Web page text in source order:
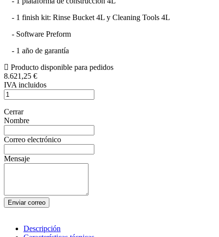
- 1 finish kit: Rinse Bucket 4L y Cleaning Tools 4L
- Software Preform
- 1 año de garantía
Producto disponible para pedidos
8.621,25 €
IVA incluidos
Cerrar
Nombre
Correo electrónico
Mensaje
Enviar correo
Descripción